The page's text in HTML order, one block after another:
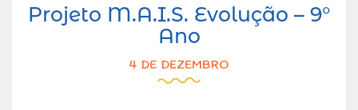
Projeto M.A.I.S. Evolução – 9°
Ano
4 DE DEZEMBRO